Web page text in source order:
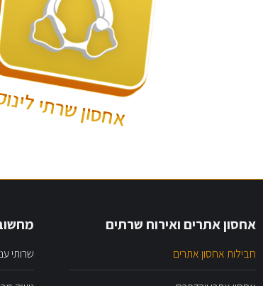
אחסון שרתי
אחסון אתרים ואירוח שרתים
חבילות אחסון אתרים שרותי